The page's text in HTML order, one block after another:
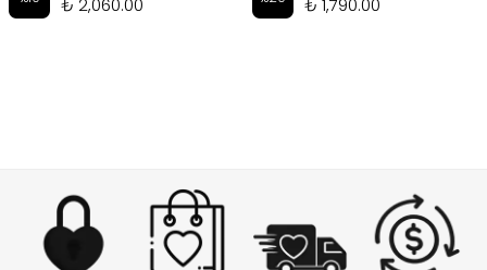
₺ 2,060.00 ₺ 1,790.00